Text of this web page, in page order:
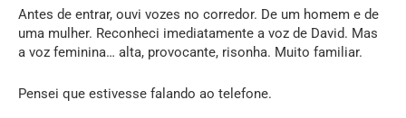
Antes de entrar, ouvi vozes no corredor. De um homem e de
uma mulher. Reconheci imediatamente a voz de David. Mas
a voz feminina… alta, provocante, risonha. Muito familiar.
Pensei que estivesse falando ao telefone.